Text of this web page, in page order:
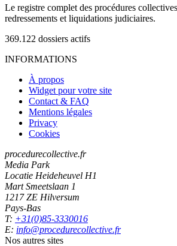
Le registre complet des procédures
redressements et liquidations judiciaires.
369.122 dossiers actifs
INFORMATIONS
À propos
Widget pour votre site
Contact & FAQ
Mentions légales
Privacy
Cookies
procedurecollective.fr
Media Park
Locatie Heideheuvel H1
Mart Smeetslaan 1
1217 ZE Hilversum
Pays-Bas
T: +31(0)85-3330016
E: info@procedurecollective.fr
Nos autres sites